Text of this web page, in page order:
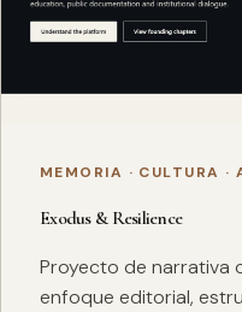
MEMORIA · CULTURA ·
Exodus & Resilience
Proyecto de narrativa
enfoque editorial,